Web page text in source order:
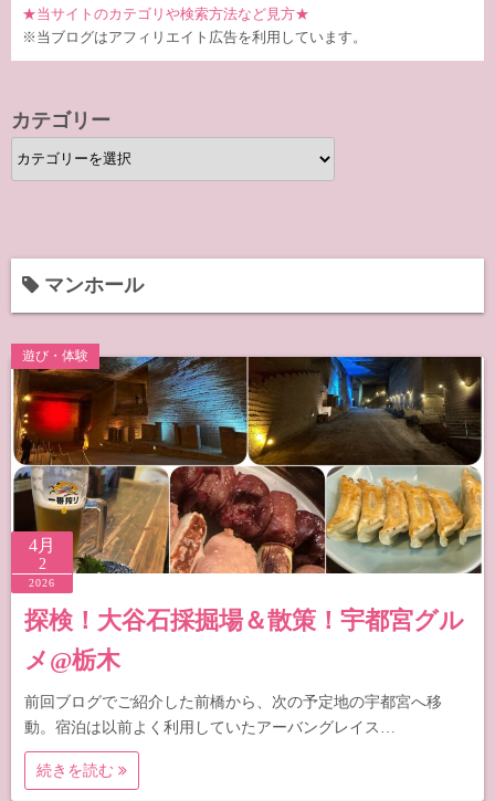
★当サイトのカテゴリや検索方法など見方★
※当ブログはアフィリエイト広告を利用しています。
カテゴリー
カ
テ
ー
マンホール
遊び・体験
4月
2
2026
探検！大谷石採掘場＆散策！宇都宮グル
メ@栃木
前回ブログでご紹介した前橋から、次の予定地の宇都宮へ移
動。宿泊は以前よく利用していたアーバングレイス…
続きを読む